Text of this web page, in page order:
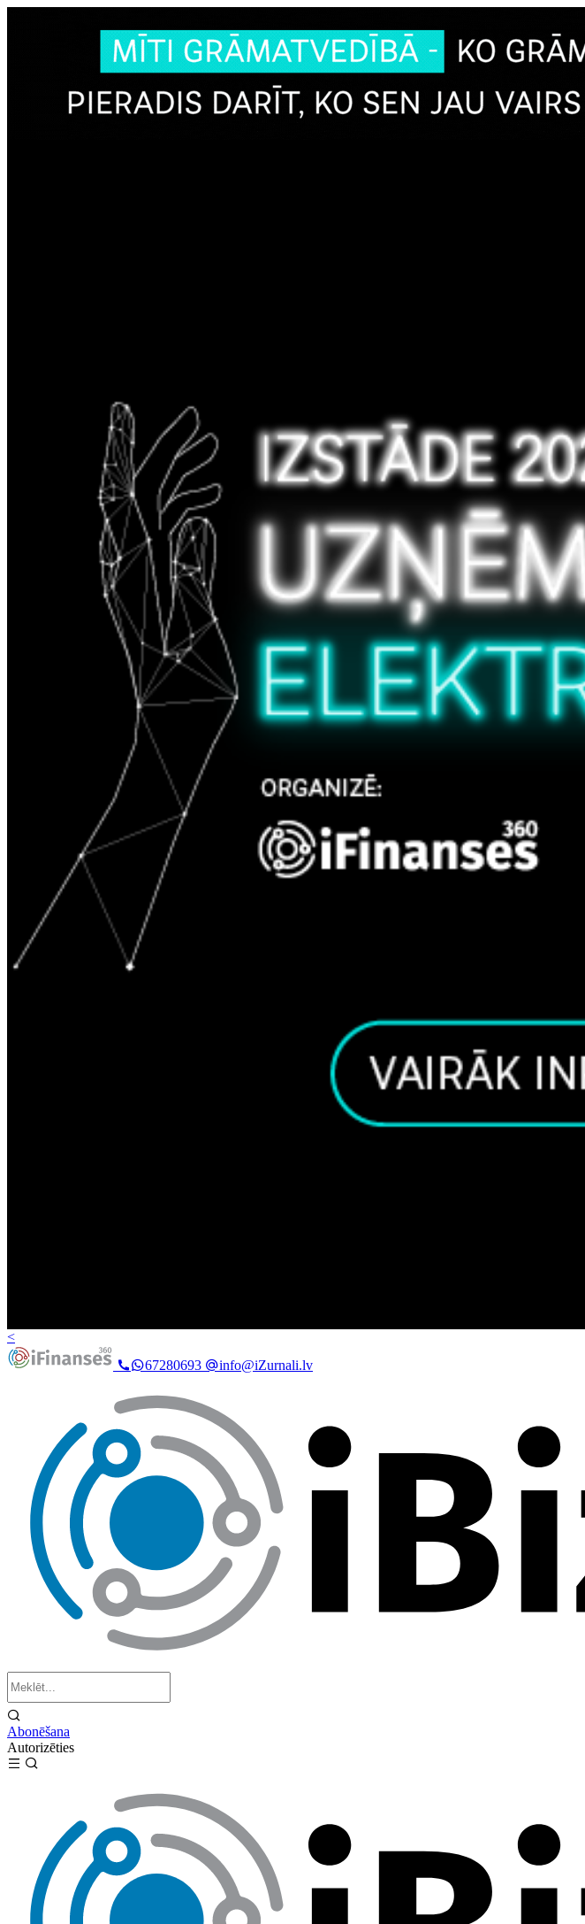
<
67280693
info@iZurnali.lv
Abonēšana
Autorizēties